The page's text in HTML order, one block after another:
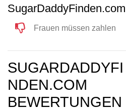
Frauen müssen zahlen
SUGARDADDYFI
NDEN.COM
BEWERTUNGEN